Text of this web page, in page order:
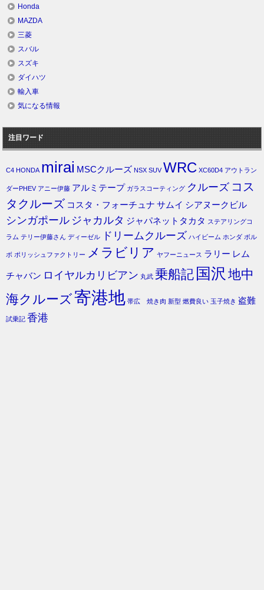
Honda
MAZDA
三菱
スバル
スズキ
ダイハツ
輸入車
気になる情報
注目ワード
C4 HONDA mirai MSCクルーズ NSX SUV WRC XC60D4 アウトラン
ダーPHEV アニー伊藤 アルミテープ ガラスコーティング クルーズ コス
タクルーズ コスタ・フォーチュナ サムイ シアヌークビル
シンガポール ジャカルタ ジャパネットタカタ ステアリングコ
ラム テリー伊藤さん ディーゼル ドリームクルーズ ハイビーム ホンダ ボル
ボ ポリッシュファクトリー メラビリア ヤフーニュース ラリー レム
チャバン ロイヤルカリビアン 丸武 乗船記 国沢 地中
海クルーズ寄港地 帯広 焼き肉 新型 燃費良い 玉子焼き 盗難
試乗記 香港